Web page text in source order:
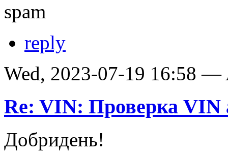
spam
reply
Wed, 2023-07-19 16:58 —
Re: VIN: Проверка VIN
Добридень!